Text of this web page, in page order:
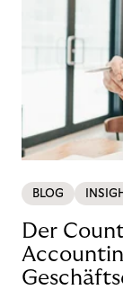
BLOG
Der